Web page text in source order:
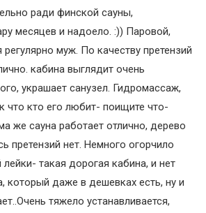
ради финской сауны,
месяцев и надоело. :)) Паровой,
регулярно муж. По качеству претензий
кабина выглядит очень
украшает санузел. Гидромассаж,
что кто его любит- поищите что-
же сауна работает отлично, дерево
претензий нет. Немного огорчило
лейки- такая дорогая кабина, и нет
который даже в дешевках есть, ну и
тяжело устанавливается,